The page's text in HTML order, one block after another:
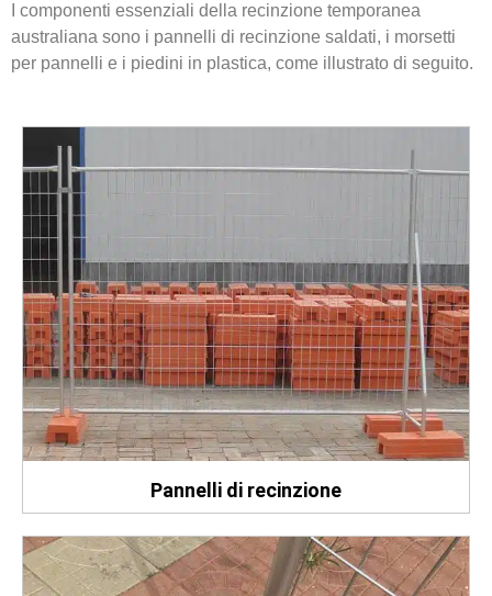
I componenti essenziali della recinzione temporanea
australiana sono i pannelli di recinzione saldati, i morsetti
per pannelli e i piedini in plastica, come illustrato di seguito.
Pannelli di recinzione